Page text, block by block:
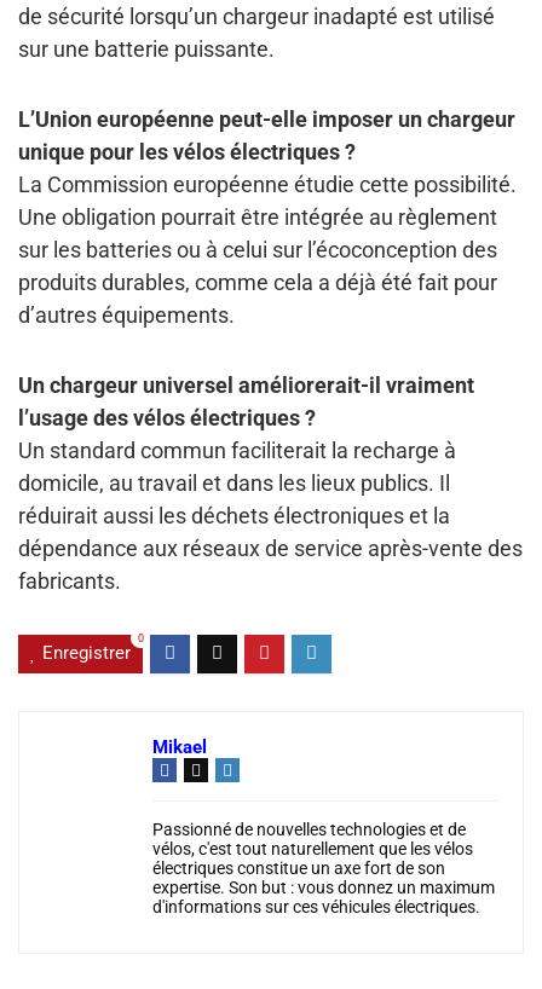
de sécurité lorsqu’un chargeur inadapté est utilisé
sur une batterie puissante.
L’Union européenne peut-elle imposer un chargeur
unique pour les vélos électriques ?
La Commission européenne étudie cette possibilité.
Une obligation pourrait être intégrée au règlement
sur les batteries ou à celui sur l’écoconception des
produits durables, comme cela a déjà été fait pour
d’autres équipements.
Un chargeur universel améliorerait-il vraiment
l’usage des vélos électriques ?
Un standard commun faciliterait la recharge à
domicile, au travail et dans les lieux publics. Il
réduirait aussi les déchets électroniques et la
dépendance aux réseaux de service après-vente des
fabricants.
Enregistrer
0
Mikael
Passionné de nouvelles technologies et de
vélos, c'est tout naturellement que les vélos
électriques constitue un axe fort de son
expertise. Son but : vous donnez un maximum
d'informations sur ces véhicules électriques.